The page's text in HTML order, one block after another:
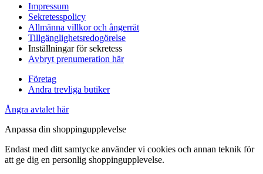
Impressum
Sekretesspolicy
Allmänna villkor och ångerrät
Tillgänglighetsredogörelse
Inställningar för sekretess
Avbryt prenumeration här
Företag
Andra trevliga butiker
Ångra avtalet här
Anpassa din shoppingupplevelse
Endast med ditt samtycke använder vi cookies och annan teknik för
att ge dig en personlig shoppingupplevelse.